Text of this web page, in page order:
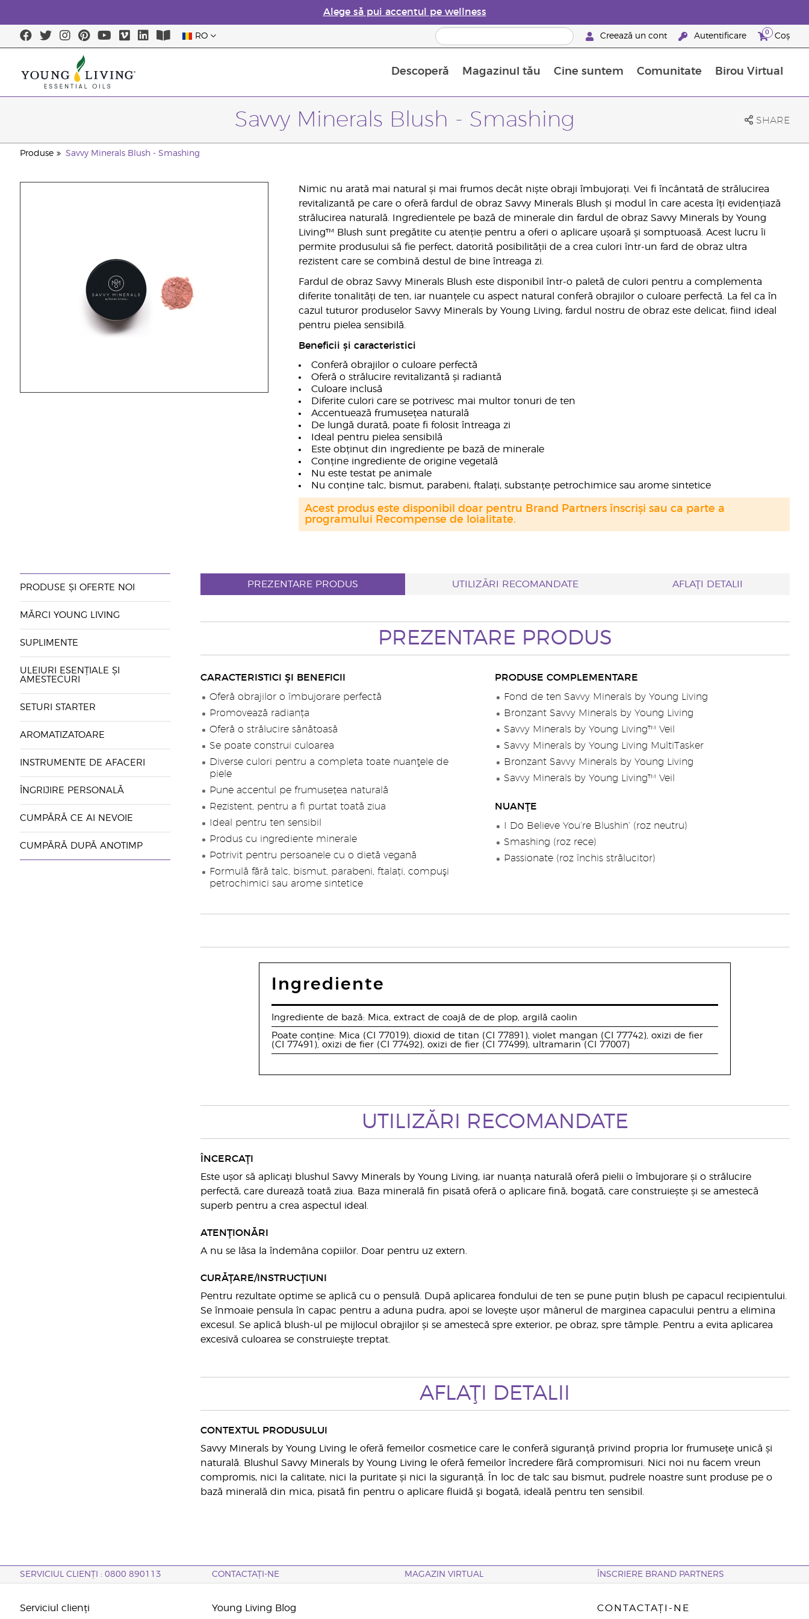
Alege să pui accentul pe wellness
RO Creează un cont Autentificare 0 Coș
Descoperă Magazinul tău Cine suntem Comunitate Birou Virtual
Savvy Minerals Blush - Smashing SHARE
Produse Savvy Minerals Blush - Smashing
Nimic nu arată mai natural și mai frumos decât niște obraji îmbujorați. Vei fi încântată de strălucirea
revitalizantă pe care o oferă fardul de obraz Savvy Minerals Blush și modul în care acesta îți evidențiază
strălucirea naturală. Ingredientele pe bază de minerale din fardul de obraz Savvy Minerals by Young
Living™ Blush sunt pregătite cu atenție pentru a oferi o aplicare ușoară și somptuoasă. Acest lucru îi
permite produsului să fie perfect, datorită posibilității de a crea culori într-un fard de obraz ultra
rezistent care se combină destul de bine întreaga zi.
Fardul de obraz Savvy Minerals Blush este disponibil într-o paletă de culori pentru a complementa
diferite tonalități de ten, iar nuanțele cu aspect natural conferă obrajilor o culoare perfectă. La fel ca în
cazul tuturor produselor Savvy Minerals by Young Living, fardul nostru de obraz este delicat, fiind ideal
pentru pielea sensibilă.
Beneficii și caracteristici
Conferă obrajilor o culoare perfectă
Oferă o strălucire revitalizantă și radiantă
Culoare inclusă
Diferite culori care se potrivesc mai multor tonuri de ten
Accentuează frumusețea naturală
De lungă durată, poate fi folosit întreaga zi
Ideal pentru pielea sensibilă
Este obținut din ingrediente pe bază de minerale
Conține ingrediente de origine vegetală
Nu este testat pe animale
Nu conține talc, bismut, parabeni, ftalați, substanțe petrochimice sau arome sintetice
Acest produs este disponibil doar pentru Brand Partners înscriși sau ca parte a
programului Recompense de loialitate.
PRODUSE ȘI OFERTE NOI
MĂRCI YOUNG LIVING
SUPLIMENTE
ULEIURI ESENȚIALE ȘI
AMESTECURI
SETURI STARTER
AROMATIZATOARE
INSTRUMENTE DE AFACERI
ÎNGRIJIRE PERSONALĂ
CUMPĂRĂ CE AI NEVOIE
CUMPĂRĂ DUPĂ ANOTIMP
PREZENTARE PRODUS UTILIZĂRI RECOMANDATE AFLAŢI DETALII
PREZENTARE PRODUS
CARACTERISTICI ŞI BENEFICII
Oferă obrajilor o îmbujorare perfectă
Promovează radianța
Oferă o strălucire sănătoasă
Se poate construi culoarea
Diverse culori pentru a completa toate nuanţele de
piele
Pune accentul pe frumusețea naturală
Rezistent, pentru a fi purtat toată ziua
Ideal pentru ten sensibil
Produs cu ingrediente minerale
Potrivit pentru persoanele cu o dietă vegană
Formulă fără talc, bismut, parabeni, ftalați, compuşi
petrochimici sau arome sintetice
PRODUSE COMPLEMENTARE
Fond de ten Savvy Minerals by Young Living
Bronzant Savvy Minerals by Young Living
Savvy Minerals by Young Living™ Veil
Savvy Minerals by Young Living MultiTasker
Bronzant Savvy Minerals by Young Living
Savvy Minerals by Young Living™ Veil
NUANŢE
I Do Believe You’re Blushin’ (roz neutru)
Smashing (roz rece)
Passionate (roz închis strălucitor)
Ingrediente
Ingrediente de bază: Mica, extract de coajă de de plop, argilă caolin
Poate conține: Mica (CI 77019), dioxid de titan (CI 77891), violet mangan (CI 77742), oxizi de fier
(CI 77491), oxizi de fier (CI 77492), oxizi de fier (CI 77499), ultramarin (CI 77007)
UTILIZĂRI RECOMANDATE
ÎNCERCAŢI
Este ușor să aplicaţi blushul Savvy Minerals by Young Living, iar nuanța naturală oferă pielii o îmbujorare și o strălucire
perfectă, care durează toată ziua. Baza minerală fin pisată oferă o aplicare fină, bogată, care construiește și se amestecă
superb pentru a crea aspectul ideal.
ATENŢIONĂRI
A nu se lăsa la îndemâna copiilor. Doar pentru uz extern.
CURĂŢARE/INSTRUCŢIUNI
Pentru rezultate optime se aplică cu o pensulă. După aplicarea fondului de ten se pune puțin blush pe capacul recipientului.
Se înmoaie pensula în capac pentru a aduna pudra, apoi se lovește ușor mânerul de marginea capacului pentru a elimina
excesul. Se aplică blush-ul pe mijlocul obrajilor și se amestecă spre exterior, pe obraz, spre tâmple. Pentru a evita aplicarea
excesivă culoarea se construieşte treptat.
AFLAŢI DETALII
CONTEXTUL PRODUSULUI
Savvy Minerals by Young Living le oferă femeilor cosmetice care le conferă siguranţă privind propria lor frumusețe unică și
naturală. Blushul Savvy Minerals by Young Living le oferă femeilor încredere fără compromisuri. Nici noi nu facem vreun
compromis, nici la calitate, nici la puritate și nici la siguranță. În loc de talc sau bismut, pudrele noastre sunt produse pe o
bază minerală din mica, pisată fin pentru o aplicare fluidă şi bogată, ideală pentru ten sensibil.
SERVICIUL CLIENȚI : 0800 890113 CONTACTAȚI-NE MAGAZIN VIRTUAL ÎNSCRIERE BRAND PARTNERS
Serviciul clienți Young Living Blog CONTACTAȚI-NE